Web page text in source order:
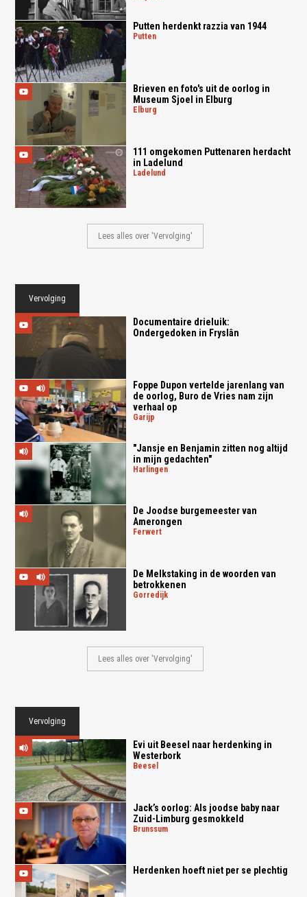
Putten herdenkt razzia van 1944
putten
Brieven en foto's uit de oorlog in
Museum Sjoel in Elburg
elburg
111 omgekomen Puttenaren herdacht
in Ladelund
ladelund
Lees alles over 'Vervolging'
Vervolging
Documentaire drieluik:
Ondergedoken in Fryslân
Foppe Dupon vertelde jarenlang van
de oorlog, Buro de Vries nam zijn
verhaal op
garijp
"Jansje en Benjamin zitten nog altijd
in mijn gedachten"
harlingen
De Joodse burgemeester van
Amerongen
ferwert
De Melkstaking in de woorden van
betrokkenen
gorredijk
Lees alles over 'Vervolging'
Vervolging
Evi uit Beesel naar herdenking in
Westerbork
beesel
Jack’s oorlog: Als joodse baby naar
Zuid-Limburg gesmokkeld
brunssum
Herdenken hoeft niet per se plechtig